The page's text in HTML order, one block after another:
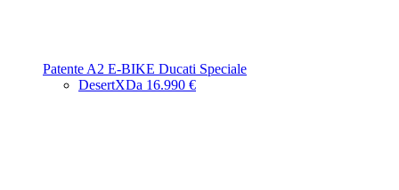
Patente A2 E-BIKE Ducati Speciale
DesertXDa 16.990 €